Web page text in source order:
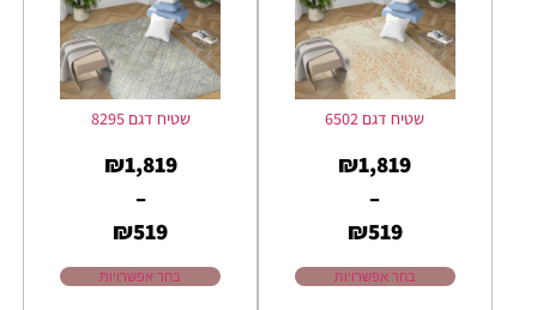
שטיח דגם 6502
₪519
–
₪1,819
בחר אפשרויות
שטיח דגם 8295
₪519
–
₪1,819
בחר אפשרויות